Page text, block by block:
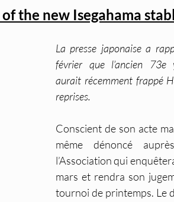
the new Isegahama
La presse japonaise a
février que l’ancien 73e
aurait récemment frappé
reprises.
Conscient de son acte
même dénoncé
l’Association qui
mars et rendra son
tournoi de printemps. Le